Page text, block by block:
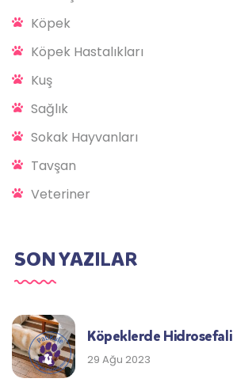
Köpek
Köpek Hastalıkları
Kuş
Sağlık
Sokak Hayvanları
Tavşan
Veteriner
SON YAZILAR
Köpeklerde Hidrosefali
29 Ağu 2023